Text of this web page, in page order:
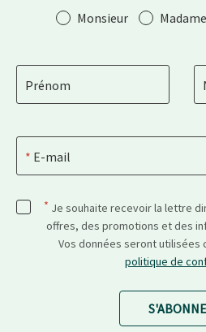
SalutationMonsieur Madame
Prénom
E-mail
* Je souhaite recevoir la lettre
offres, des promotions et des
Vos données seront utilisées
politique de